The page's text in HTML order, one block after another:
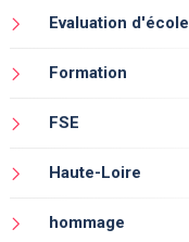
Evaluation d'école
Formation
FSE
Haute-Loire
hommage